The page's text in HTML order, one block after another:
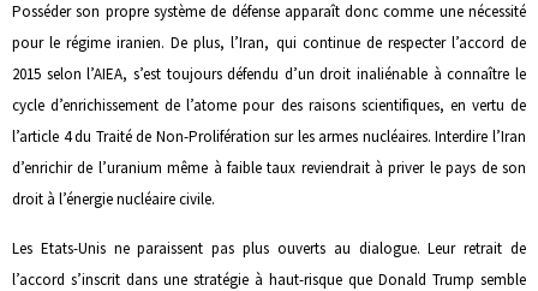
Posséder son propre système de défense apparaît donc comme une nécessité
pour le régime iranien. De plus, l’Iran, qui continue de respecter l’accord de
2015 selon l’AIEA, s’est toujours défendu d’un droit inaliénable à connaître le
cycle d’enrichissement de l’atome pour des raisons scientifiques, en vertu de
l’article 4 du Traité de Non-Prolifération sur les armes nucléaires. Interdire l’Iran
d’enrichir de l’uranium même à faible taux reviendrait à priver le pays de son
droit à l’énergie nucléaire civile.
Les Etats-Unis ne paraissent pas plus ouverts au dialogue. Leur retrait de
l’accord s’inscrit dans une stratégie à haut-risque que Donald Trump semble